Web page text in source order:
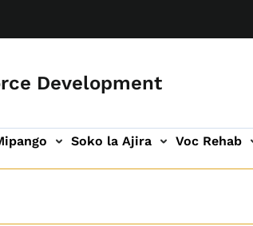
Development
Soko la Ajira Voc Rehab
wa Wasiliana